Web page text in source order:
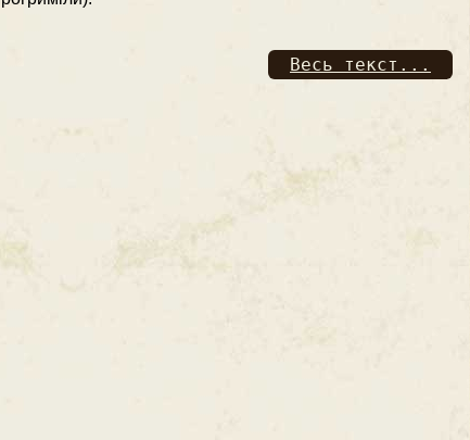
Весь текст...